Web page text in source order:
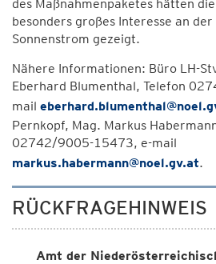
des Maßnahmenpaketes hätten
besonders großes Interesse an
Sonnenstrom gezeigt.
Nähere Informationen: Büro LH-
Eberhard Blumenthal, Telefon
mail
Pernkopf, Mag. Markus
02742/9005-15473, e-mail
markus.habermann@noel.gv.at.
RÜCKFRAGEHINWEIS
Amt der